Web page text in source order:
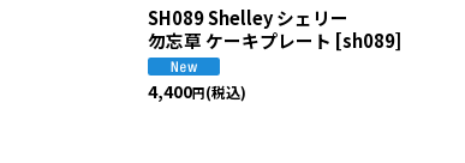
SH089 Shelley シェリー
勿忘草 ケーキプレート [sh089]
4,400円(税込)